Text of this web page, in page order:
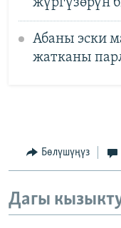
Абаны эски
жатканы
Бөлүшүңүз
Дагы